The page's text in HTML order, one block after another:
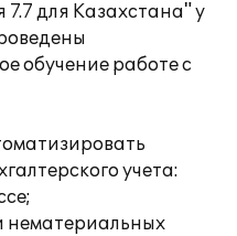
7.7 для Казахстана" у
обучение работе с
учета:
нематериальных